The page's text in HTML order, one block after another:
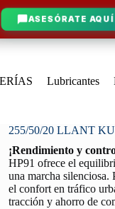
ASESÓRATE AQUÍ
Lubricantes
255/50/20 LLANT
¡Rendimiento y
HP91 ofrece el
una marcha silenciosa.
el confort en tráfico
tracción y ahorro de